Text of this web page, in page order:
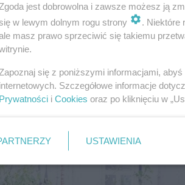
zostały szpitale:
placówki w Sieradzu, Piotrkowie
Niedługo rusza nabór
Zgoda jest dobrowolna i zawsze możesz ją
w lewym dolnym rogu strony
. Niektóre
masz prawo sprzeciwić się takiemu
Zapoznaj się z poniższymi informacjami,
internetowych. Szczegółowe informacje
Prywatności i Cookies oraz po kliknięciu w
USTAWIENIA